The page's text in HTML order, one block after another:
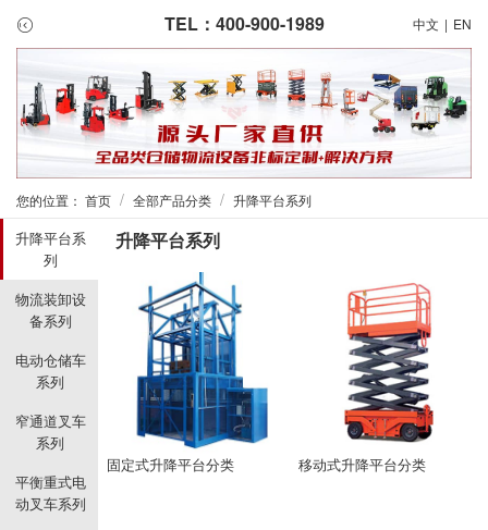
TEL：400-900-1989 中文 | EN
您的位置： 首页 / 全部产品分类 / 升降平台系列
升降平台系
列
物流装卸设
备系列
电动仓储车
系列
窄通道叉车
系列
平衡重式电
动叉车系列
升降平台系列
固定式升降平台分类 移动式升降平台分类